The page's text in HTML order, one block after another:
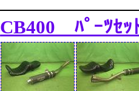
CB400 ﾊﾟｰﾂｾｯ